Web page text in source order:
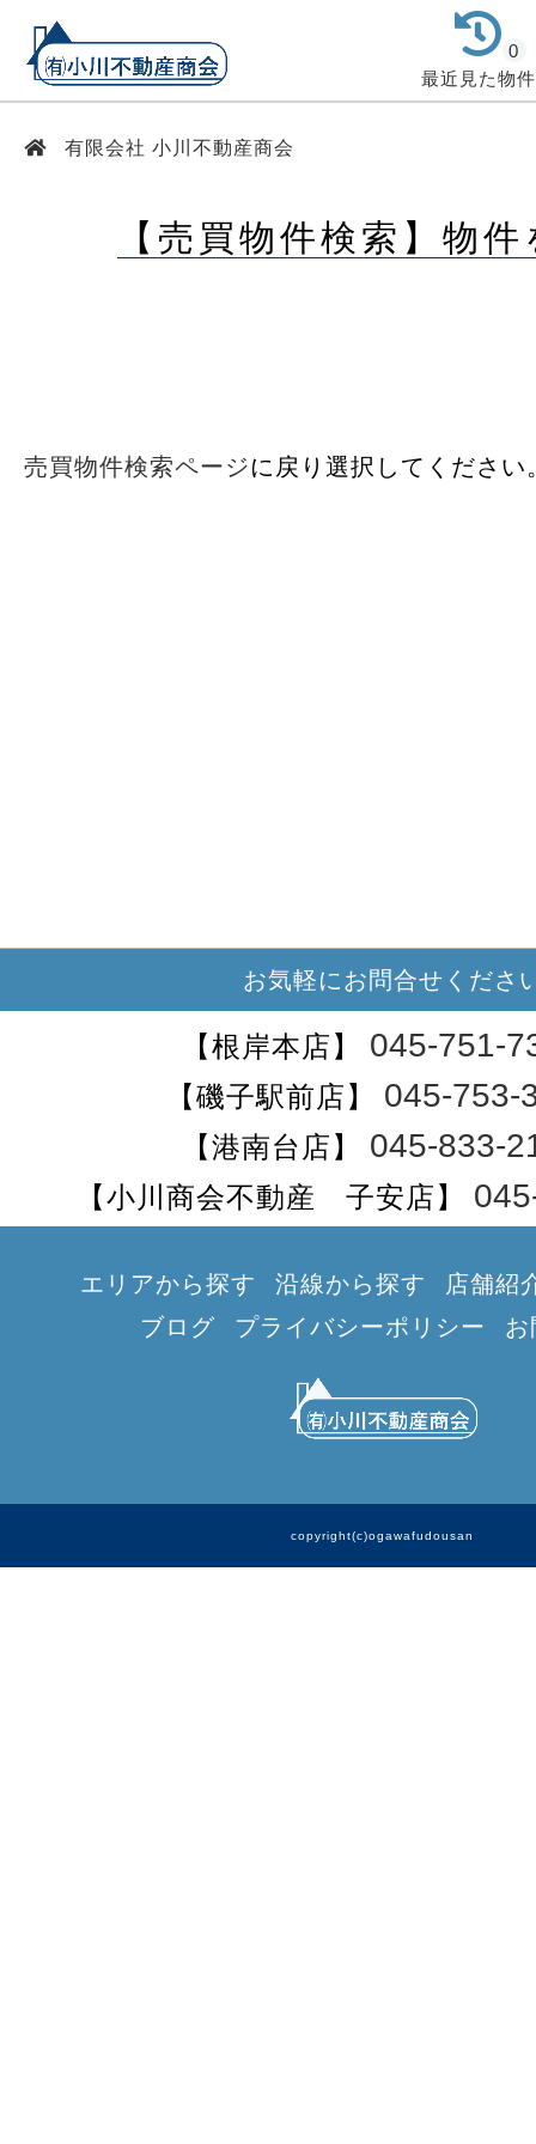
最近見た物件
0
有限会社 小川不動産商会
【売買物件検索】物
売買物件検索ページに戻り選択してください
お気軽にお問合せくださ
【根岸本店】 045-751-
【磯子駅前店】 045-753-
【港南台店】 045-833-
【小川商会不動産 子安店】
エリアから探す 沿線から探す
店舗紹
ブログ
プライバシーポリシー
copyright(c)ogawafudousan